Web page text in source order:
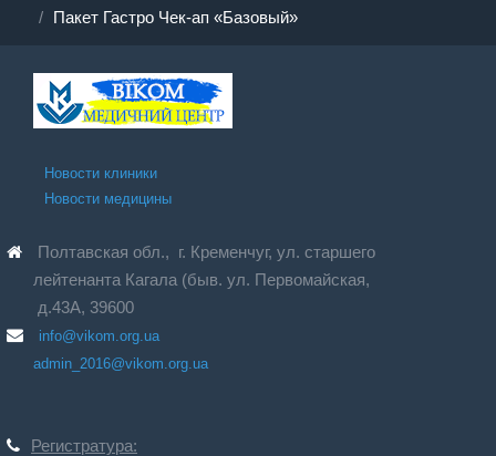
Пакет Гастро Чек-ап «Базовый»
Новости клиники
Новости медицины
Полтавская обл., г. Кременчуг, ул. старшего
лейтенанта Кагала (быв. ул. Первомайская,
д.43А, 39600
info@vikom.org.ua
admin_2016@vikom.org.ua
Регистратура: